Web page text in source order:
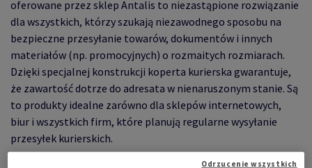
oferowane przez sklep Antalis to niezastąpione rozwiązanie
dla wszystkich, którzy szukają niezawodnego sposobu na
bezpieczne przesyłanie towarów, dokumentów i innych
materiałów (np. promocyjnych) o rozmaitych rozmiarach.
Dzięki specjalnej konstrukcji koperta kurierska gwarantuje,
że zawartość dotrze do adresata w nienaruszonym stanie. Są
to produkty idealne zarówno dla sklepów internetowych,
biur i wszystkich firm, które planują regularne wysyłanie
przesyłek kurierskich.
W naszej ofercie znajdziesz szeroki wybór kopert różnych
Odrzucenie wszystkich